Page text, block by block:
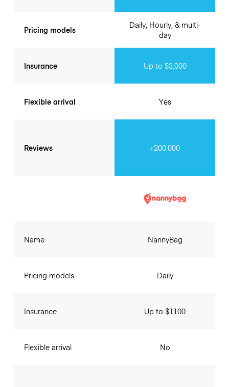
Pricing models
Insurance
Flexible arrival
Reviews
Daily, Hourly, & multi-
day
Up to $3,000
Yes
+200.000
Name
Pricing models
Insurance
Flexible arrival
NannyBag
Daily
Up to $1100
No